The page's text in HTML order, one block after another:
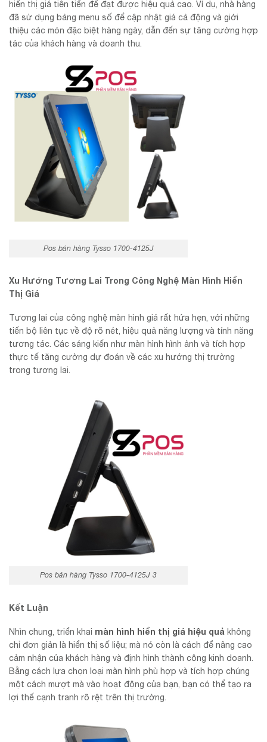
hiển thị giá tiên tiến để đạt được hiệu quả cao. Ví dụ, nhà hàng
đã sử dụng bảng menu số để cập nhật giá cả động và giới
thiệu các món đặc biệt hàng ngày, dẫn đến sự tăng cường hợp
tác của khách hàng và doanh thu.
Pos bán hàng Tysso 1700-4125J
Xu Hướng Tương Lai Trong Công Nghệ Màn Hình Hiển
Thị Giá
Tương lai của công nghệ màn hình giá rất hứa hẹn, với những
tiến bộ liên tục về độ rõ nét, hiệu quả năng lượng và tính năng
tương tác. Các sáng kiến như màn hình hình ảnh và tích hợp
thực tế tăng cường dự đoán về các xu hướng thị trường
trong tương lai.
Pos bán hàng Tysso 1700-4125J 3
Kết Luận
Nhìn chung, triển khai màn hình hiển thị giá hiệu quả không
chỉ đơn giản là hiển thị số liệu; mà nó còn là cách để nâng cao
cảm nhận của khách hàng và định hình thành công kinh doanh.
Bằng cách lựa chọn loại màn hình phù hợp và tích hợp chúng
một cách mượt mà vào hoạt động của bạn, bạn có thể tạo ra
lợi thế cạnh tranh rõ rệt trên thị trường.